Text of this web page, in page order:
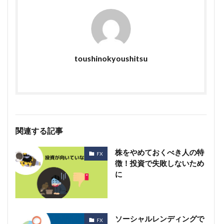
toushinokyoushitsu
関連する記事
FX
株をやめておくべき人の特
徴！投資で失敗しないため
に
FX
ソーシャルレンディングで